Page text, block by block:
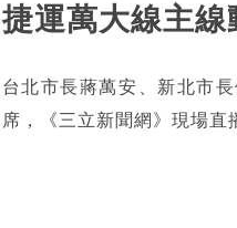
捷運萬大線主線
台北市長蔣萬安、新北市
席，《三立新聞網》現場直